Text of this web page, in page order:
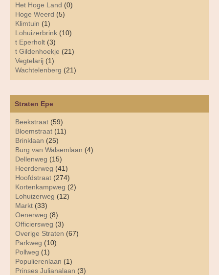
Straten Epe
Beekstraat (59)
Bloemstraat (11)
Brinklaan (25)
Burg van Walsemlaan (4)
Dellenweg (15)
Heerderweg (41)
Hoofdstraat (274)
Kortenkampweg (2)
Lohuizerweg (12)
Markt (33)
Oenerweg (8)
Officiersweg (3)
Overige Straten (67)
Parkweg (10)
Pollweg (1)
Populierenlaan (1)
Prinses Julianalaan (3)
Het Hoge Land (0)
Hoge Weerd (5)
Klimtuin (1)
Lohuizerbrink (10)
t Eperholt (3)
t Gildenhoekje (21)
Vegtelarij (1)
Wachtelenberg (21)